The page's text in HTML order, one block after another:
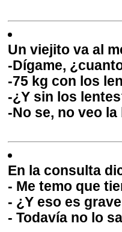
Un viejito va al
-Dígame,
-75 kg con los
-¿Y sin los
-No se, no veo la
En la consulta
- Me temo que
- ¿Y eso es
- Todavía no lo